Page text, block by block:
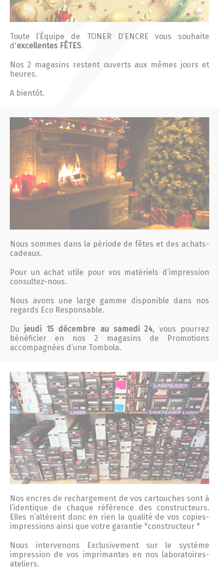
Actualités 2020 et avant
Divers
Particuliers
Catalogue
Analyse des besoins
Analyse de vos besoins
Conseils et Astuces
Toute l’Équipe de TONER D’ENCRE vous souhaite
d'excellentes FÊTES.
Nos 2 magasins restent ouverts aux mêmes jours et
heures.
A bientôt.
Nous sommes dans la période de fêtes et des achats-
cadeaux.
Pour un achat utile pour vos matériels d’impression
consultez-nous.
Nous avons une large gamme disponible dans nos
regards Eco Responsable.
Du jeudi 15 décembre au samedi 24, vous pourrez
bénéficier en nos 2 magasins de Promotions
accompagnées d’une Tombola.
Nos encres de rechargement de vos cartouches sont à
l’identique de chaque référence des constructeurs.
Elles n’altèrent donc en rien la qualité de vos copies-
impressions ainsi que votre garantie *constructeur *
Nous intervenons Exclusivement sur le système
impression de vos imprimantes en nos laboratoires-
ateliers.